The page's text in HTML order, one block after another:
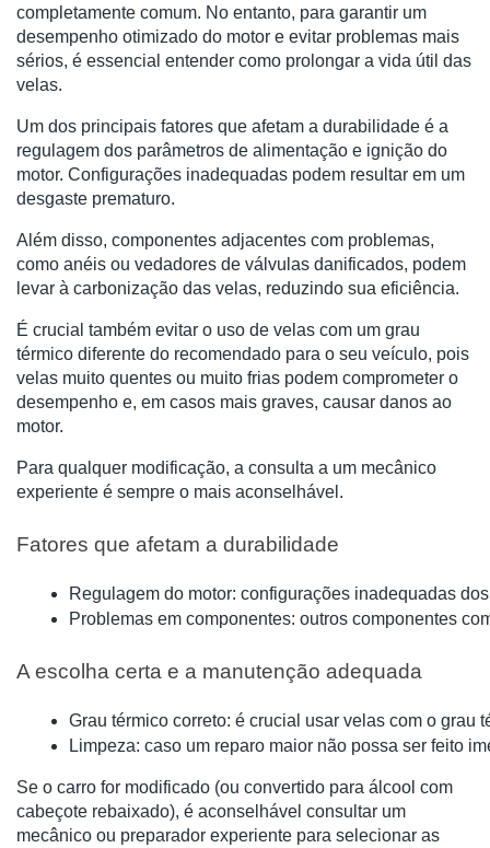
completamente comum. No entanto, para garantir um
desempenho otimizado do motor e evitar problemas mais
sérios, é essencial entender como prolongar a vida útil das
velas.
Um dos principais fatores que afetam a durabilidade é a
regulagem dos parâmetros de alimentação e ignição do
motor. Configurações inadequadas podem resultar em um
desgaste prematuro.
Além disso, componentes adjacentes com problemas,
como anéis ou vedadores de válvulas danificados, podem
levar à carbonização das velas, reduzindo sua eficiência.
É crucial também evitar o uso de velas com um grau
térmico diferente do recomendado para o seu veículo, pois
velas muito quentes ou muito frias podem comprometer o
desempenho e, em casos mais graves, causar danos ao
motor.
Para qualquer modificação, a consulta a um mecânico
experiente é sempre o mais aconselhável.
Fatores que afetam a durabilidade
Regulagem do motor: configurações inadequadas
Problemas em componentes: outros componentes
A escolha certa e a manutenção adequada
Grau térmico correto: é crucial usar velas com o grau
Limpeza: caso um reparo maior não possa ser feito
Se o carro for modificado (ou convertido para álcool com
cabeçote rebaixado), é aconselhável consultar um
mecânico ou preparador experiente para selecionar as